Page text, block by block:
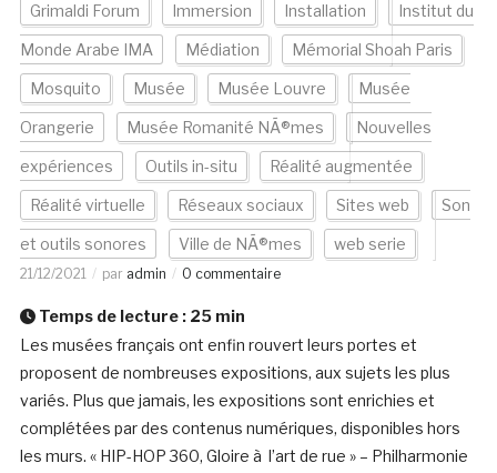
Grimaldi Forum Immersion Installation Institut du
Monde Arabe IMA Médiation Mémorial Shoah Paris
Mosquito Musée Musée Louvre Musée
Orangerie Musée Romanité NÃ®mes Nouvelles
expériences Outils in-situ Réalité augmentée
Réalité virtuelle Réseaux sociaux Sites web Son
et outils sonores Ville de NÃ®mes web serie
21/12/2021 par admin 0 commentaire
Temps de lecture : 25 min
Les musées français ont enfin rouvert leurs portes et
proposent de nombreuses expositions, aux sujets les plus
variés. Plus que jamais, les expositions sont enrichies et
complétées par des contenus numériques, disponibles hors
les murs. « HIP-HOP 360, Gloire à l’art de rue » – Philharmonie